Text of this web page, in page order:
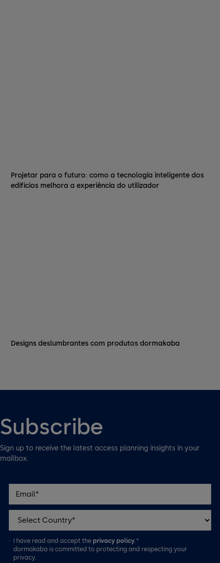
Projetar para o futuro: como a tecnologia inteligente dos
edifícios melhora a experiência do utilizador
Designs deslumbrantes com produtos dormakaba
Subscribe
Sign up to receive the latest access planning insights in your
mailbox.
I have read and accept theprivacy policy.*
dormakaba is committed to protecting and respecting your
privacy.